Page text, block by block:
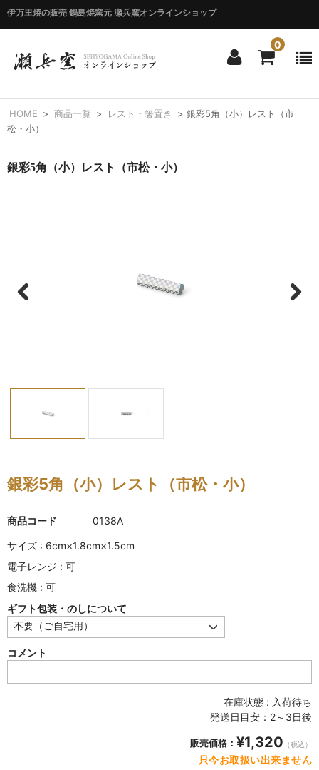
伊万里焼の販売 鍋島焼窯元 瀬兵窯オンラインショップ
0
ホーム
HOME
商品一覧
Emma
銀彩シリーズ
DELFT IMARI
風雅シリーズ
いちごシリーズ
STRAWBERRY
錆ネズシリーズ
HOME > 商品一覧 > レスト・箸置き > 銀彩5角（小）レスト（市
松・小）
銀彩5角（小）レスト（市松・小）
銀彩5角（小）レスト（市松・小）
商品コード 0138A
サイズ : 6cm×1.8cm×1.5cm
電子レンジ : 可
食洗機 : 可
ギフト包装・のしについて
コメント
在庫状態 : 入荷待ち
発送日目安：2～3日後
販売価格： ¥1,320 （税込）
只今お取扱い出来ません